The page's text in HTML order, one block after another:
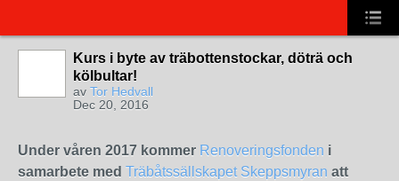
Kurs i byte av träbottenstockar, döträ och
kölbultar!
av Tor Hedvall
Dec 20, 2016
Under våren 2017 kommer Renoveringsfonden i
samarbete med Träbåtssällskapet Skeppsmyran att